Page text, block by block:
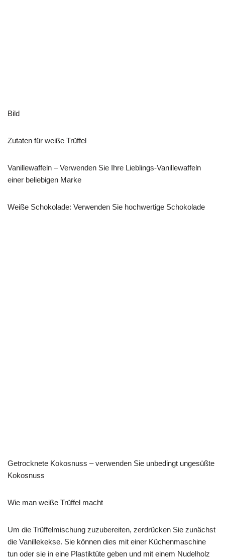
Bild
Zutaten für weiße Trüffel
Vanillewaffeln – Verwenden Sie Ihre Lieblings-Vanillewaffeln
einer beliebigen Marke
Weiße Schokolade: Verwenden Sie hochwertige Schokolade
Getrocknete Kokosnuss – verwenden Sie unbedingt ungesüßte
Kokosnuss
Wie man weiße Trüffel macht
Um die Trüffelmischung zuzubereiten, zerdrücken Sie zunächst
die Vanillekekse. Sie können dies mit einer Küchenmaschine
tun oder sie in eine Plastiktüte geben und mit einem Nudelholz